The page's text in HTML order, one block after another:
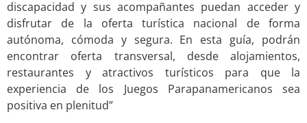
discapacidad y sus acompañantes puedan acceder y
disfrutar de la oferta turística nacional de forma
autónoma, cómoda y segura. En esta guía, podrán
encontrar oferta transversal, desde alojamientos,
restaurantes y atractivos turísticos para que la
experiencia de los Juegos Parapanamericanos sea
positiva en plenitud”